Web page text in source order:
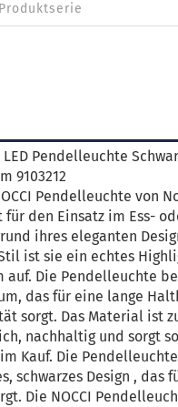
LED Pendelleuchte
9103212
Pendelleuchte von
den Einsatz im Ess-
ihres eleganten
ist sie ein echtes
auf. Die Pendelleuchte
das für eine lange
sorgt. Das Material ist
nachhaltig und sorgt
Kauf. Die
schwarzes Design , das
Die NOCCI